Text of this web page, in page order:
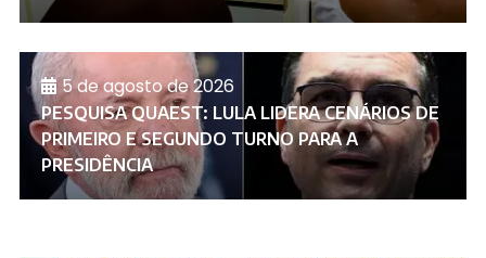
5 de agosto de 2026
PESQUISA QUAEST: LULA LIDERA CENÁRIOS DE
PRIMEIRO E SEGUNDO TURNO PARA A
PRESIDÊNCIA